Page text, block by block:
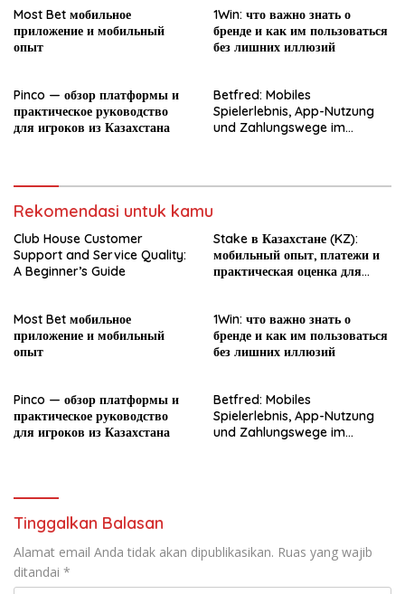
Most Bet мобильное
приложение и мобильный
опыт
1Win: что важно знать о
бренде и как им пользоваться
без лишних иллюзий
Pinco — обзор платформы и
практическое руководство
для игроков из Казахстана
Betfred: Mobiles
Spielerlebnis, App-Nutzung
und Zahlungswege im
Rekomendasi untuk kamu
Club House Customer
Support and Service Quality:
A Beginner’s Guide
Stake в Казахстане (KZ):
мобильный опыт, платежи и
практическая оценка для
Most Bet мобильное
приложение и мобильный
опыт
1Win: что важно знать о
бренде и как им пользоваться
без лишних иллюзий
Pinco — обзор платформы и
практическое руководство
для игроков из Казахстана
Betfred: Mobiles
Spielerlebnis, App-Nutzung
und Zahlungswege im
Tinggalkan Balasan
Alamat email Anda tidak akan dipublikasikan. Ruas yang wajib
ditandai *